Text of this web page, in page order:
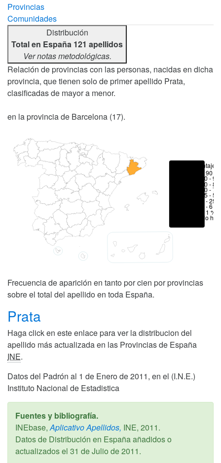
Provincias
Comunidades
Distribución
Total en España 121 apellidos
Ver notas metodológicas.
Relación de provincias con las personas, nacidas en dicha
provincia, que tienen solo de primer apellido Prata,
clasificadas de mayor a menor.
en la provincia de Barcelona (17).
Porcentajes
> 90 %
80 -
70 -
50 -
25 -
6 - 25
1 - 6 %
< 1 %
No hay
Frecuencia de aparición en tanto por cien por provincias
sobre el total del apellido en toda España.
Prata
Haga click en este enlace para ver la distribucion del
apellido más actualizada en las Provincias de España
INE.
Datos del Padrón al 1 de Enero de 2011, en el (I.N.E.)
Instituto Nacional de Estadistica
Fuentes y bibliografía.
INEbase, Aplicativo Apellidos, INE, 2011.
Datos de Distribución en España añadidos o
actualizados el 31 de Julio de 2011.